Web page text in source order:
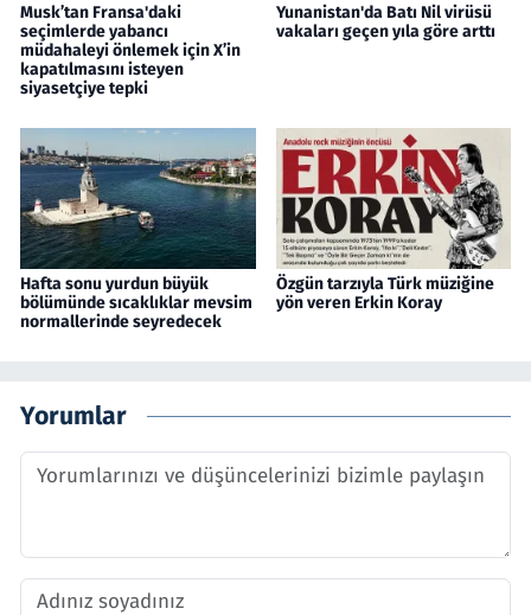
Musk’tan Fransa'daki
seçimlerde yabancı
müdahaleyi önlemek için X’in
kapatılmasını isteyen
siyasetçiye tepki
Yunanistan'da Batı Nil virüsü
vakaları geçen yıla göre arttı
Hafta sonu yurdun büyük
bölümünde sıcaklıklar mevsim
normallerinde seyredecek
Özgün tarzıyla Türk müziğine
yön veren Erkin Koray
Yorumlar